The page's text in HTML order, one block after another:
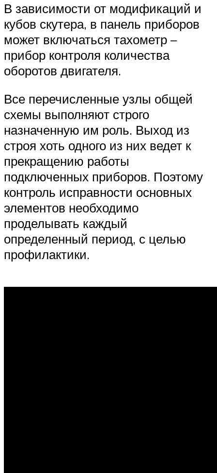
В зависимости от модификаций и
кубов скутера, в панель приборов
может включаться тахометр –
прибор контроля количества
оборотов двигателя.
Все перечисленные узлы общей
схемы выполняют строго
назначенную им роль. Выход из
строя хоть одного из них ведет к
прекращению работы
подключенных приборов. Поэтому
контроль исправности основных
элементов необходимо
проделывать каждый
определенный период, с целью
профилактики.